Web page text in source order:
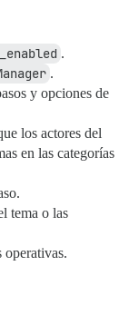
.
.
y opciones de
los actores del
en las categorías
tema o las
operativas.